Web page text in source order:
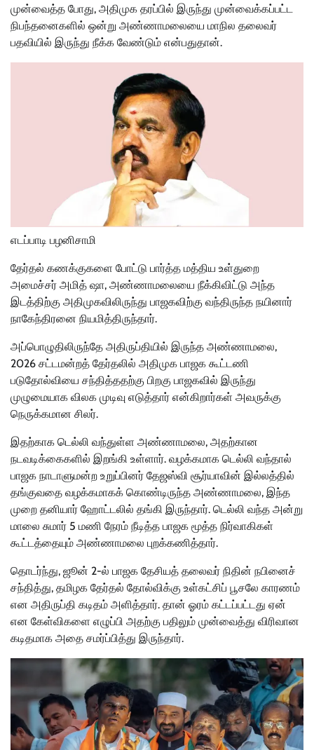
முன்வைத்த போது, அதிமுக தரப்பில் இருந்து முன்வைக்கப்பட்ட
நிபந்தனைகளில் ஒன்று அண்ணாமலையை மாநில தலைவர்
பதவியில் இருந்து நீக்க வேண்டும் என்பதுதான்.
எடப்பாடி பழனிசாமி
தேர்தல் கணக்குகளை போட்டு பார்த்த மத்திய உள்துறை
அமைச்சர் அமித் ஷா, அண்ணாமலையை நீக்கிவிட்டு அந்த
இடத்திற்கு அதிமுகவிலிருந்து பாஜகவிற்கு வந்திருந்த நயினார்
நாகேந்திரனை நியமித்திருந்தார்.
அப்பொழுதிலிருந்தே அதிருப்தியில் இருந்த அண்ணாமலை,
2026 சட்டமன்றத் தேர்தலில் அதிமுக பாஜக கூட்டணி
படுதோல்வியை சந்தித்ததற்கு பிறகு பாஜகவில் இருந்து
முழுமையாக விலக முடிவு எடுத்தார் என்கிறார்கள் அவருக்கு
நெருக்கமான சிலர்.
இதற்காக டெல்லி வந்துள்ள அண்ணாமலை, அதற்கான
நடவடிக்கைகளில் இறங்கி உள்ளார். வழக்கமாக டெல்லி வந்தால்
பாஜக நாடாளுமன்ற உறுப்பினர் தேஜஸ்வி சூர்யாவின் இல்லத்தில்
தங்குவதை வழக்கமாகக் கொண்டிருந்த அண்ணாமலை, இந்த
முறை தனியார் ஹோட்டலில் தங்கி இருந்தார். டெல்லி வந்த அன்று
மாலை சுமார் 5 மணி நேரம் நீடித்த பாஜக மூத்த நிர்வாகிகள்
கூட்டத்தையும் அண்ணாமலை புறக்கணித்தார்.
தொடர்ந்து, ஜூன் 2-ல் பாஜக தேசியத் தலைவர் நிதின் நபினைச்
சந்தித்து, தமிழக தேர்தல் தோல்விக்கு உள்கட்சிப் பூசலே காரணம்
என அதிருப்தி கடிதம் அளித்தார். தான் ஓரம் கட்டப்பட்டது ஏன்
என கேள்விகளை எழுப்பி அதற்கு பதிலும் முன்வைத்து விரிவான
கடிதமாக அதை சமர்ப்பித்து இருந்தார்.